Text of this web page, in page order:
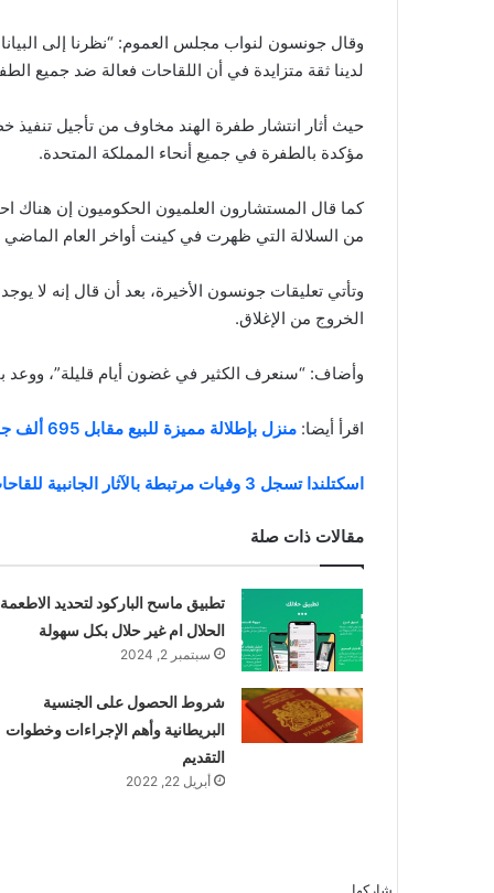
وقال جونسون لنواب مجلس العموم: “نظرنا إلى
لدينا ثقة متزايدة في أن اللقاحات فعالة ضد جميع
مؤكدة بالطفرة في جميع أنحاء المملكة المتحدة.
من السلالة التي ظهرت في كينت أواخر العام الماضي
وتأتي تعليقات جونسون الأخيرة، بعد أن قال إنه لا
الخروج من الإغلاق.
وأضاف: “سنعرف الكثير في غضون أيام قليلة”، ووعد
اقرأ أيضا: منزل بإطلالة مميزة للبيع مقابل 695 ألف جنيه إسترليني في شمال يوركشاير (صور)
اسكتلندا تسجل 3 وفيات مرتبطة بالآثار الجانبية للقاحات كورونا
مقالات ذات صلة
تطبيق ماسح الباركود لتحديد الاطعمة
الحلال ام غير حلال بكل سهولة
سبتمبر 2, 2024
شروط الحصول على الجنسية
البريطانية وأهم الإجراءات وخطوات
التقديم
أبريل 22, 2022